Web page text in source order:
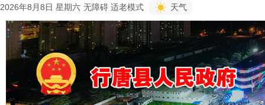
2026年8月8日 星期六 无障碍 适老模式 天气